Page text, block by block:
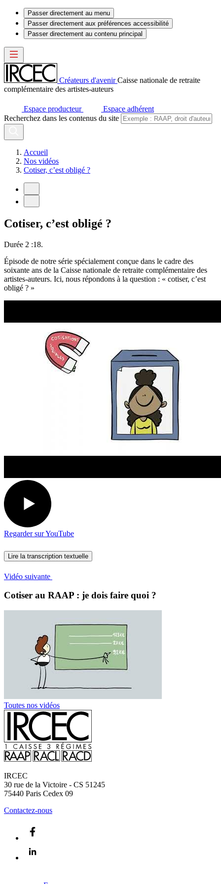
Passer directement au menu
Passer directement aux préférences accessibilité
Passer directement au contenu principal
Créateurs d'avenir Caisse nationale de retraite
complémentaire des artistes-auteurs
Espace producteur
Espace adhérent
Recherchez dans les contenus du site
Accueil
Nos vidéos
Cotiser, c’est obligé ?
Cotiser, c’est obligé ?
Durée 2 :18.
Épisode de notre série spécialement conçue dans le cadre des
soixante ans de la Caisse nationale de retraite complémentaire des
artistes-auteurs. Ici, nous répondons à la question : « cotiser, c’est
obligé ? »
Regarder sur YouTube
Lire la transcription textuelle
Vidéo suivante
Cotiser au RAAP : je dois faire quoi ?
Toutes nos vidéos
IRCEC
30 rue de la Victoire - CS 51245
75440 Paris Cedex 09
Contactez-nous